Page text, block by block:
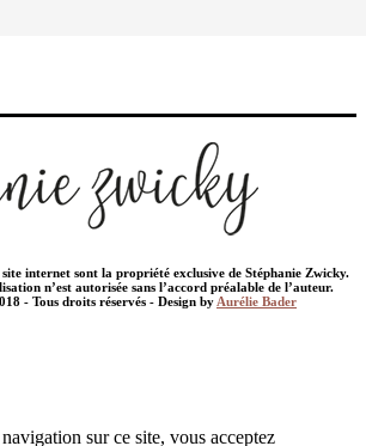
site internet sont la propriété exclusive de Stéphanie Zwicky.
n’est autorisée sans l’accord préalable de l’auteur.
- Tous droits réservés - Design by Aurélie Bader
sur ce site, vous acceptez